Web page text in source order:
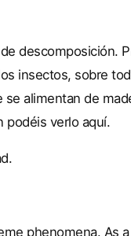
descomposición.
insectos, sobre
alimentan de
podéis verlo aquí.
phenomena. As